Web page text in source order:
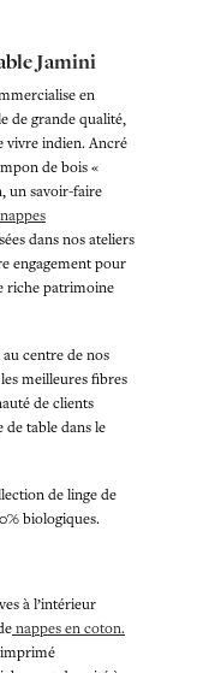
Jamini
en
de grande qualité,
vivre indien. Ancré
de bois «
un savoir-faire
nappes
dans nos ateliers
engagement pour
riche patrimoine
centre de nos
meilleures fibres
de clients
de table dans le
de linge de
biologiques.
à l’intérieur
nappes en coton.
imprimé